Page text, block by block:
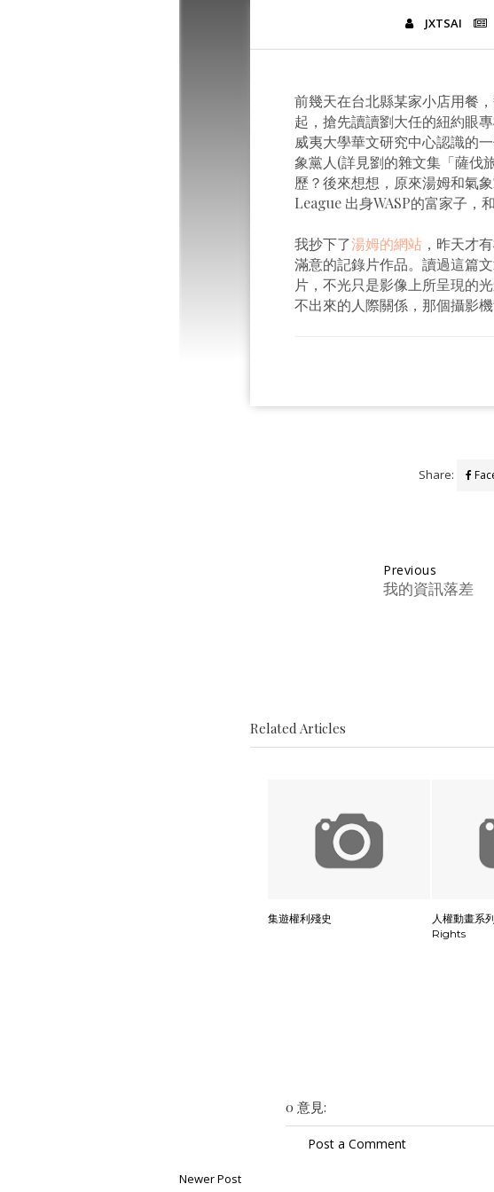
JXTSAI
前幾天在台北縣某家小店用餐
起，搶先讀讀劉大任的紐約眼
威夷大學華文研究中心認識的
象黨人(詳見劉的雜文集「薩伐
歷？後來想想，原來湯姆和氣
League 出身WASP的富家子，
我抄下了湯姆的網站 ，昨天才
滿意的記錄片作品。讀過這篇
片，不光只是影像上所呈現的
不出來的人際關係，那個攝影機
Share:
Previous
我的資訊落差
Related Articles
集遊權利殘史
人權動畫系
Rights
0 意見:
Post a Comment
Newer Post